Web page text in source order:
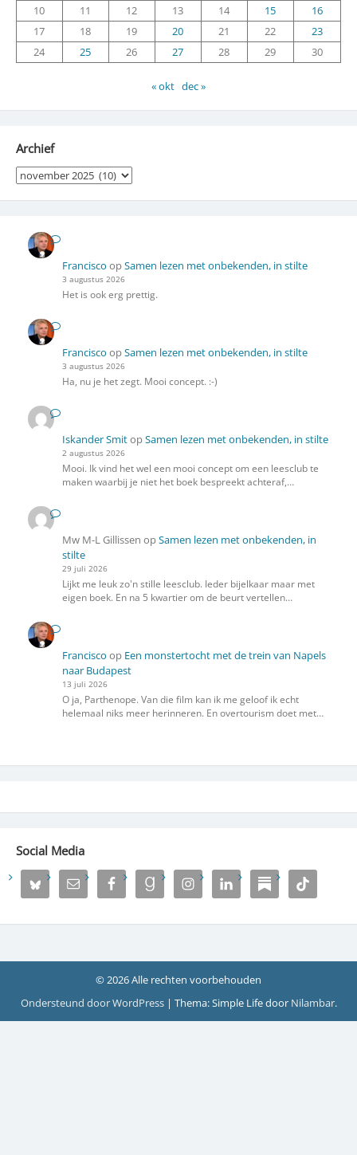
10
11 12 13 14 15
16
17
18 19 20 21 22
23
24
25 26 27 28 29 30
« okt dec »
Archief
Archief
Francisco opSamen lezen met onbekenden, in stilte
3 augustus 2026
Het is ook erg prettig.
Francisco opSamen lezen met onbekenden, in stilte
3 augustus 2026
Ha, nu je het zegt. Mooi concept. :-)
Iskander SmitopSamen lezen met onbekenden, in stilte
2 augustus 2026
Mooi. Ik vind het wel een mooi concept om een leesclub te
maken waarbij je niet het boek bespreekt achteraf,…
Mw M-L Gillissen opSamen lezen met onbekenden, in
stilte
29 juli 2026
Lijkt me leuk zo'n stille leesclub. Ieder bijelkaar maar met
eigen boek. En na 5 kwartier om de beurt vertellen…
Francisco op Een monstertocht met de trein van Napels
naar Budapest
13 juli 2026
O ja, Parthenope. Van die film kan ik me geloof ik echt
helemaal niks meer herinneren. En overtourism doet met…
Social Media
© 2026 Alle rechten voorbehouden
Ondersteund door WordPress | Thema: Simple Life door Nilambar.